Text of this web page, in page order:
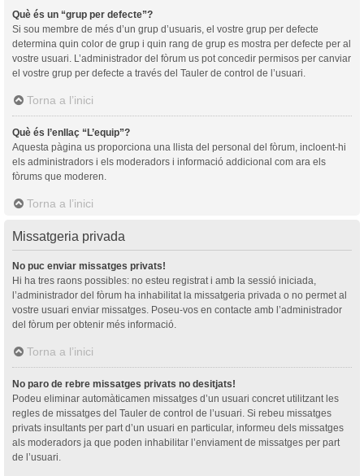
Què és un “grup per defecte”?
Si sou membre de més d’un grup d’usuaris, el vostre grup per defecte
determina quin color de grup i quin rang de grup es mostra per defecte per al
vostre usuari. L’administrador del fòrum us pot concedir permisos per canviar
el vostre grup per defecte a través del Tauler de control de l’usuari.
Torna a l’inici
Què és l’enllaç “L’equip”?
Aquesta pàgina us proporciona una llista del personal del fòrum, incloent-hi
els administradors i els moderadors i informació addicional com ara els
fòrums que moderen.
Torna a l’inici
Missatgeria privada
No puc enviar missatges privats!
Hi ha tres raons possibles: no esteu registrat i amb la sessió iniciada,
l’administrador del fòrum ha inhabilitat la missatgeria privada o no permet al
vostre usuari enviar missatges. Poseu-vos en contacte amb l’administrador
del fòrum per obtenir més informació.
Torna a l’inici
No paro de rebre missatges privats no desitjats!
Podeu eliminar automàticamen missatges d’un usuari concret utilitzant les
regles de missatges del Tauler de control de l’usuari. Si rebeu missatges
privats insultants per part d’un usuari en particular, informeu dels missatges
als moderadors ja que poden inhabilitar l’enviament de missatges per part
de l’usuari.